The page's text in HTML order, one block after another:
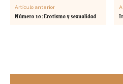
Artículo anterior
Número 10: Erotismo y sexualidad